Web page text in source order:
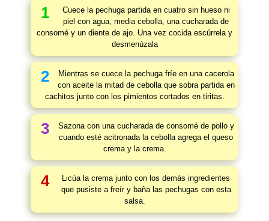
1
Cuece la pechuga partida en cuatro sin hueso ni
piel con agua, media cebolla, una cucharada de
consomé y un diente de ajo. Una vez cocida escúrrela y
desmenúzala
2
Mientras se cuece la pechuga fríe en una cacerola
con aceite la mitad de cebolla que sobra partida en
cachitos junto con los pimientos cortados en tiritas.
3
Sazona con una cucharada de consomé de pollo y
cuando esté acitronada la cebolla agrega el queso
crema y la crema.
4
Licúa la crema junto con los demás ingredientes
que pusiste a freír y baña las pechugas con esta
salsa.